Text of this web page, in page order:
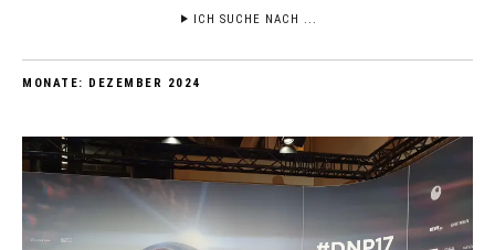
ICH SUCHE NACH ...
MONATE: DEZEMBER 2024